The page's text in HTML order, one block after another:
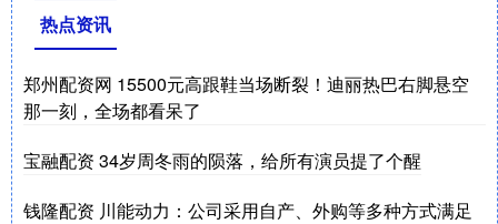
热点资讯
郑州配资网 15500元高跟鞋当场断裂！迪丽热巴右脚悬空
那一刻，全场都看呆了
宝融配资 34岁周冬雨的陨落，给所有演员提了个醒
钱隆配资 川能动力：公司采用自产、外购等多种方式满足